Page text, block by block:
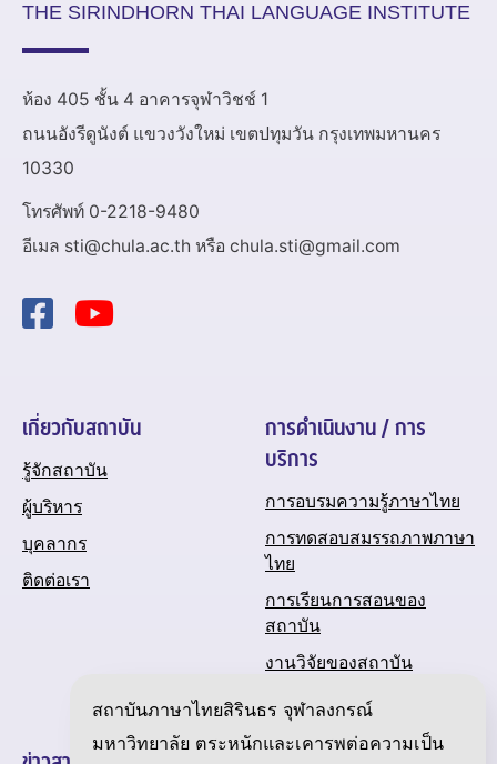
THE SIRINDHORN THAI LANGUAGE INSTITUTE
ห้อง 405 ชั้น 4 อาคารจุฬาวิชช์ 1
ถนนอังรีดูนังต์ แขวงวังใหม่ เขตปทุมวัน กรุงเทพมหานคร
10330
โทรศัพท์ 0-2218-9480
อีเมล sti@chula.ac.th หรือ chula.sti@gmail.com
เกี่ยวกับสถาบัน
รู้จักสถาบัน
ผู้บริหาร
บุคลากร
ติดต่อเรา
การดำเนินงาน / การ
บริการ
การอบรมความรู้ภาษาไทย
การทดสอบสมรรถภาพภาษา
ไทย
การเรียนการสอนของ
สถาบัน
งานวิจัยของสถาบัน
ปฏิทินกิจกรรมของสถาบัน
สถาบันภาษาไทยสิรินธร จุฬาลงกรณ์
มหาวิทยาลัย ตระหนักและเคารพต่อความเป็น